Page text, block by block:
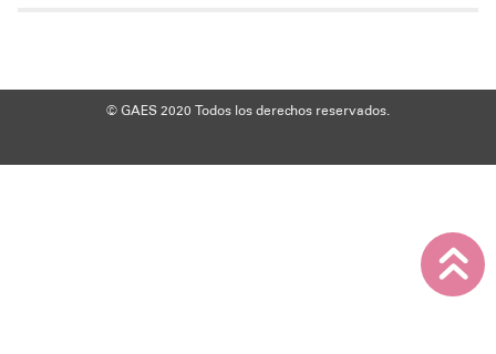
© GAES 2020 Todos los derechos reservados.